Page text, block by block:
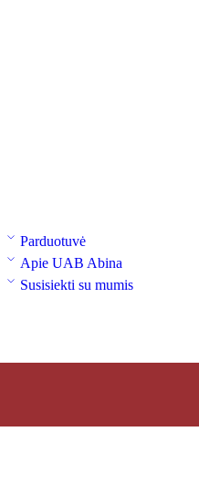
Parduotuvė
Apie UAB Abina
Susisiekti su mumis